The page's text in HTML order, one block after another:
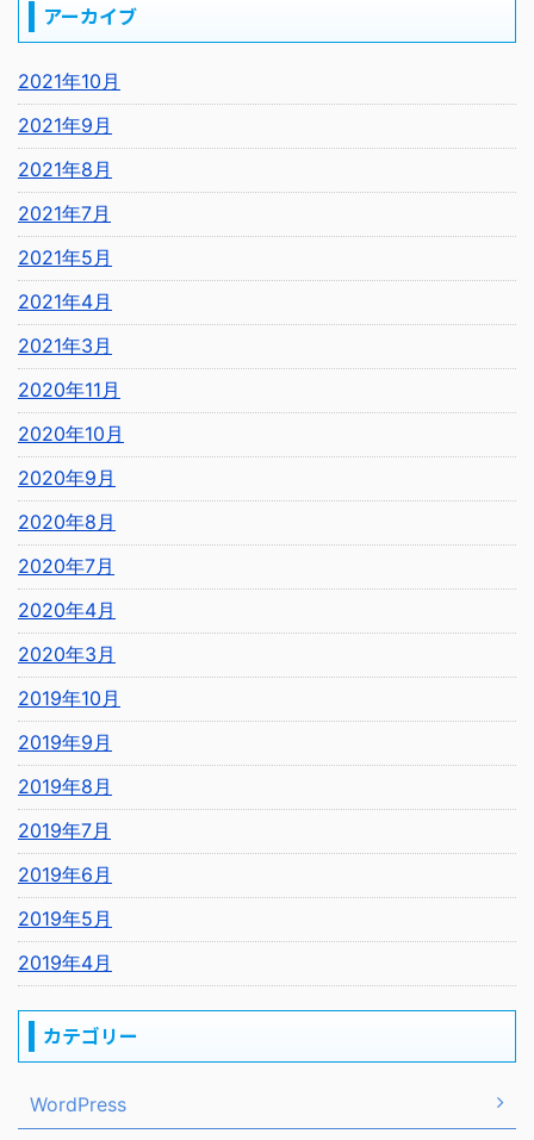
アーカイブ
2021年10月
2021年9月
2021年8月
2021年7月
2021年5月
2021年4月
2021年3月
2020年11月
2020年10月
2020年9月
2020年8月
2020年7月
2020年4月
2020年3月
2019年10月
2019年9月
2019年8月
2019年7月
2019年6月
2019年5月
2019年4月
カテゴリー
WordPress